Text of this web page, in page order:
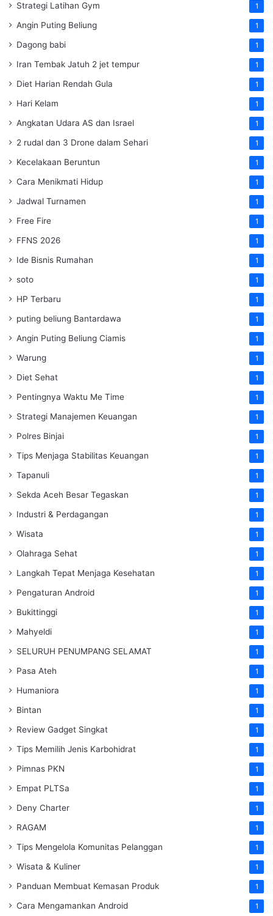
Strategi Latihan Gym 1
Angin Puting Beliung 1
Dagong babi 1
Iran Tembak Jatuh 2 jet tempur 1
Diet Harian Rendah Gula 1
Hari Kelam 1
Angkatan Udara AS dan Israel 1
2 rudal dan 3 Drone dalam Sehari 1
Kecelakaan Beruntun 1
Cara Menikmati Hidup 1
Jadwal Turnamen 1
Free Fire 1
FFNS 2026 1
Ide Bisnis Rumahan 1
soto 1
HP Terbaru 1
puting beliung Bantardawa 1
Angin Puting Beliung Ciamis 1
Warung 1
Diet Sehat 1
Pentingnya Waktu Me Time 1
Strategi Manajemen Keuangan 1
Polres Binjai 1
Tips Menjaga Stabilitas Keuangan 1
Tapanuli 1
Sekda Aceh Besar Tegaskan 1
Industri & Perdagangan 1
Wisata 1
Olahraga Sehat 1
Langkah Tepat Menjaga Kesehatan 1
Pengaturan Android 1
Bukittinggi 1
Mahyeldi 1
SELURUH PENUMPANG SELAMAT 1
Pasa Ateh 1
Humaniora 1
Bintan 1
Review Gadget Singkat 1
Tips Memilih Jenis Karbohidrat 1
Pimnas PKN 1
Empat PLTSa 1
Deny Charter 1
RAGAM 1
Tips Mengelola Komunitas Pelanggan 1
Wisata & Kuliner 1
Panduan Membuat Kemasan Produk 1
Cara Mengamankan Android 1